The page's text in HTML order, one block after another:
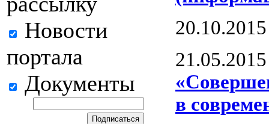
Новости
портала
Документы
20.10.2015
21.05.2015
в